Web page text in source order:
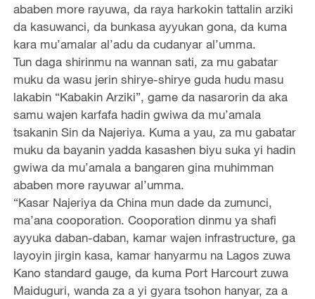
ababen more rayuwa, da raya harkokin tattalin arziki
da kasuwanci, da bunkasa ayyukan gona, da kuma
kara mu’amalar al’adu da cudanyar al’umma.
Tun daga shirinmu na wannan sati, za mu gabatar
muku da wasu jerin shirye-shirye guda hudu masu
lakabin “Kabakin Arziki”, game da nasarorin da aka
samu wajen karfafa hadin gwiwa da mu’amala
tsakanin Sin da Najeriya. Kuma a yau, za mu gabatar
muku da bayanin yadda kasashen biyu suka yi hadin
gwiwa da mu’amala a bangaren gina muhimman
ababen more rayuwar al’umma.
“Kasar Najeriya da China mun dade da zumunci,
ma’ana cooporation. Cooporation dinmu ya shafi
ayyuka daban-daban, kamar wajen infrastructure, ga
layoyin jirgin kasa, kamar hanyarmu na Lagos zuwa
Kano standard gauge, da kuma Port Harcourt zuwa
Maiduguri, wanda za a yi gyara tsohon hanyar, za a